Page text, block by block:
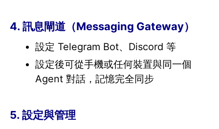
4. 訊息閘道（Messaging Gateway）
設定 Telegram Bot、Discord 等
設定後可從手機或任何裝置與同一個
Agent 對話，記憶完全同步
5. 設定與管理